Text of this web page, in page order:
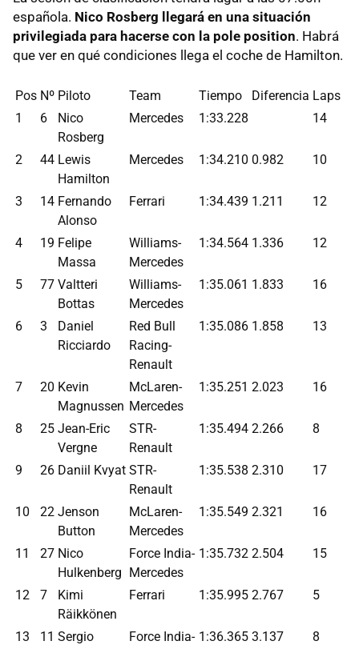
española. Nico Rosberg llegará en una situación
privilegiada para hacerse con la pole position. Habrá
que ver en qué condiciones llega el coche de Hamilton.
Pos Nº Piloto Team Tiempo Diferencia Laps
1
6
Nico
Rosberg
Mercedes 1:33.228 14
2 44 Lewis
Hamilton
Mercedes 1:34.210 0.982 10
3 14 Fernando
Alonso
Ferrari 1:34.439 1.211 12
4 19 Felipe
Massa
Williams-
Mercedes
1:34.564 1.336 12
5 77 Valtteri
Bottas
Williams-
Mercedes
1:35.061 1.833 16
6 3
Daniel
Ricciardo
Red Bull
Racing-
Renault
1:35.086 1.858 13
7 20 Kevin
Magnussen
McLaren-
Mercedes
1:35.251 2.023 16
8 25 Jean-Eric
Vergne
STR-
Renault
1:35.494 2.266 8
9 26 Daniil Kvyat STR-
Renault
1:35.538 2.310 17
10 22 Jenson
Button
McLaren-
Mercedes
1:35.549 2.321 16
11 27 Nico
Hulkenberg
Force India-
Mercedes
1:35.732 2.504 15
12 7
Kimi
Räikkönen
Ferrari 1:35.995 2.767 5
13 11 Sergio
Force India- 1:36.365 3.137 8